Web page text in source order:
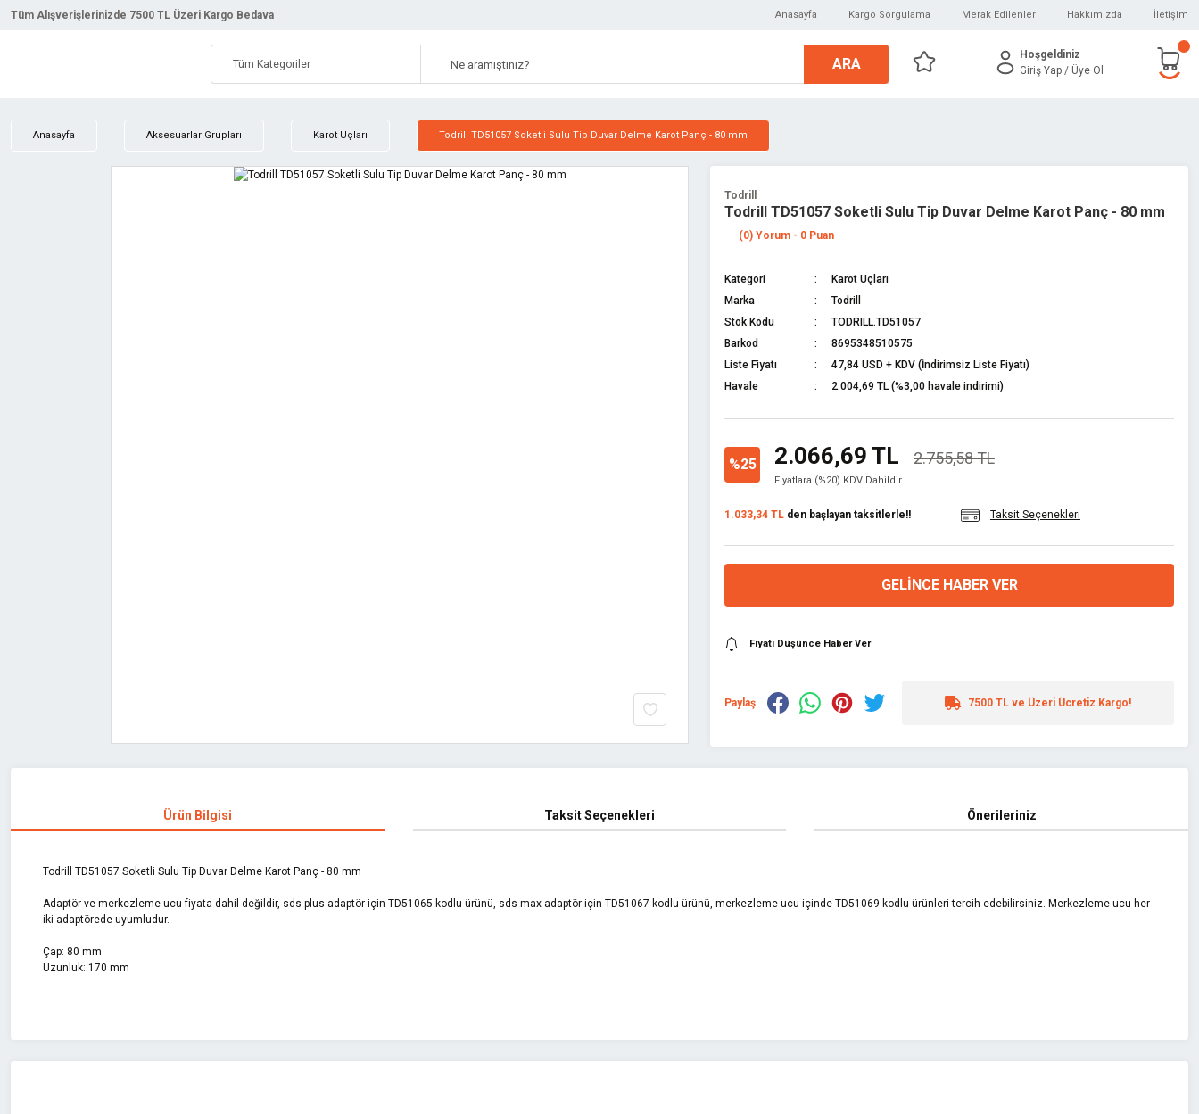
Tüm Alışverişlerinizde 7500 TL Üzeri Kargo Bedava Anasayfa Kargo Sorgulama Merak Edilenler Hakkımızda İletişim
ARA
Hoşgeldiniz
Giriş Yap / Üye Ol
Anasayfa Aksesuarlar Grupları Karot Uçları Todrill TD51057 Soketli Sulu Tip Duvar Delme Karot Panç - 80 mm
Todrill
Todrill TD51057 Soketli Sulu Tip Duvar Delme Karot Panç - 80 mm
(0) Yorum - 0 Puan
Kategori
Karot Uçları
Marka
Todrill
Stok Kodu
TODRILL.TD51057
Barkod
8695348510575
Liste Fiyatı
47,84 USD + KDV (İndirimsiz Liste Fiyatı)
Havale
2.004,69 TL (%3,00 havale indirimi)
%25 2.066,69 TL 2.755,58 TL
Fiyatlara (%20) KDV Dahildir
1.033,34 TL den başlayan taksitlerle!! Taksit Seçenekleri
GELINCE HABER VER
Fiyatı Düşünce Haber Ver
Paylaş 7500 TL ve Üzeri Ücretiz Kargo!
Ürün Bilgisi Taksit Seçenekleri Önerileriniz
Todrill TD51057 Soketli Sulu Tip Duvar Delme Karot Panç - 80 mm
Adaptör ve merkezleme ucu fiyata dahil değildir, sds plus adaptör için TD51065 kodlu ürünü, sds max adaptör için TD51067 kodlu ürünü, merkezleme ucu içinde TD51069 kodlu ürünleri tercih edebilirsiniz. Merkezleme ucu her
iki adaptörede uyumludur.
Çap: 80 mm
Uzunluk: 170 mm
Görüş ve önerileriniz için teşekkür ederiz.